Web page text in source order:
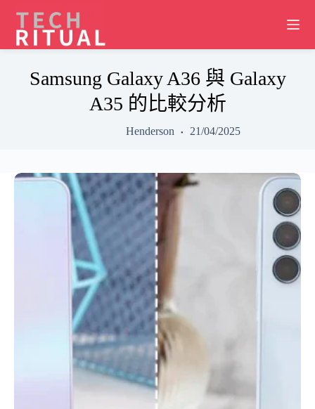
content
Samsung Galaxy A36 與 Galaxy
A35 的比較分析
Henderson 21/04/2025